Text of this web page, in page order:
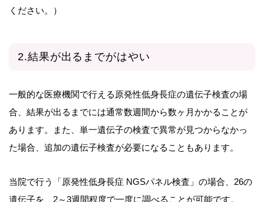
ください。）
2.結果が出るまでがはやい
一般的な医療機関で行える原発性低身長症の遺伝子検査の場
合、結果が出るまでには通常数週間から数ヶ月かかることが
あります。また、単一遺伝子の検査で異常が見つからなかっ
た場合、追加の遺伝子検査が必要になることもあります。
当院で行う「原発性低身長症 NGSパネル検査」の場合、26の
遺伝子を、2～3週間程度で一度に調べることが可能です。